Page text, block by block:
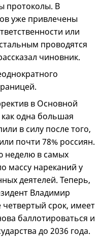
протоколы. В
уже привлечены
или
проводятся
чиновник.
в Основной
одна большая
в силу после того,
почти 78% россиян.
неделю в самых
массу нареканий у
деятелей. Теперь,
Владимир
срок, имеет
баллотироваться и
до 2036 года.